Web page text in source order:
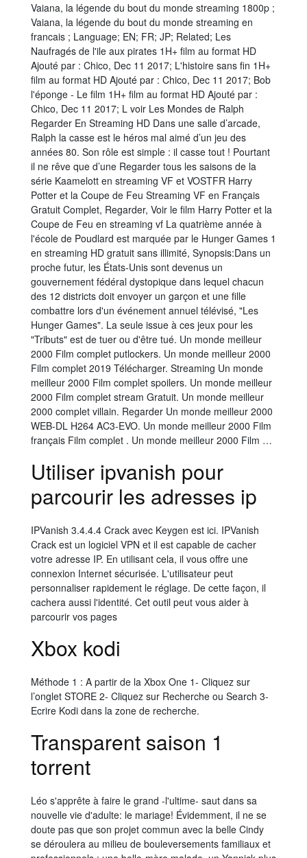
Vaiana, la légende du bout du monde streaming 1800p ;
Vaiana, la légende du bout du monde streaming en
francais ; Language; EN; FR; JP; Related; Les
Naufragés de l'ile aux pirates 1H+ film au format HD
Ajouté par : Chico, Dec 11 2017; L'histoire sans fin 1H+
film au format HD Ajouté par : Chico, Dec 11 2017; Bob
l'éponge - Le film 1H+ film au format HD Ajouté par :
Chico, Dec 11 2017; L voir Les Mondes de Ralph
Regarder En Streaming HD Dans une salle d’arcade,
Ralph la casse est le héros mal aimé d’un jeu des
années 80. Son rôle est simple : il casse tout ! Pourtant
il ne rêve que d’une Regarder tous les saisons de la
série Kaamelott en streaming VF et VOSTFR Harry
Potter et la Coupe de Feu Streaming VF en Français
Gratuit Complet, Regarder, Voir le film Harry Potter et la
Coupe de Feu en streaming vf La quatrième année à
l'école de Poudlard est marquée par le Hunger Games 1
en streaming HD gratuit sans illimité, Synopsis:Dans un
proche futur, les États-Unis sont devenus un
gouvernement fédéral dystopique dans lequel chacun
des 12 districts doit envoyer un garçon et une fille
combattre lors d'un événement annuel télévisé, "Les
Hunger Games". La seule issue à ces jeux pour les
"Tributs" est de tuer ou d'être tué. Un monde meilleur
2000 Film complet putlockers. Un monde meilleur 2000
Film complet 2019 Télécharger. Streaming Un monde
meilleur 2000 Film complet spoilers. Un monde meilleur
2000 Film complet stream Gratuit. Un monde meilleur
2000 complet villain. Regarder Un monde meilleur 2000
WEB-DL H264 AC3-EVO. Un monde meilleur 2000 Film
français Film complet . Un monde meilleur 2000 Film …
Utiliser ipvanish pour
parcourir les adresses ip
IPVanish 3.4.4.4 Crack avec Keygen est ici. IPVanish
Crack est un logiciel VPN et il est capable de cacher
votre adresse IP. En utilisant cela, il vous offre une
connexion Internet sécurisée. L'utilisateur peut
personnaliser rapidement le réglage. De cette façon, il
cachera aussi l'identité. Cet outil peut vous aider à
parcourir vos pages
Xbox kodi
Méthode 1 : A partir de la Xbox One 1- Cliquez sur
l’onglet STORE 2- Cliquez sur Recherche ou Search 3-
Ecrire Kodi dans la zone de recherche.
Transparent saison 1
torrent
Léo s'apprête à faire le grand -l'ultime- saut dans sa
nouvelle vie d'adulte: le mariage! Évidemment, il ne se
doute pas que son projet commun avec la belle Cindy
se déroulera au milieu de bouleversements familiaux et